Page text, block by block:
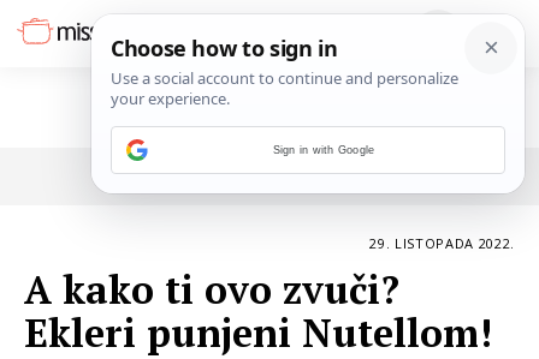
29. LISTOPADA 2022.
A kako ti ovo zvuči?
Ekleri punjeni Nutellom!
POVRATAK NA ČLANAK
Sign in with Google